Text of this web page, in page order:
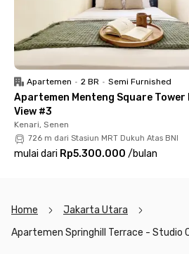
Apartemen • 2 BR • Semi Furnished
Apartemen Menteng Square Tower
View #3
Kenari, Senen
726 m dari Stasiun MRT Dukuh Atas BNI
mulai dari Rp5.300.000 /bulan
Home
Jakarta Utara
Apartemen Springhill Terrace - Studio